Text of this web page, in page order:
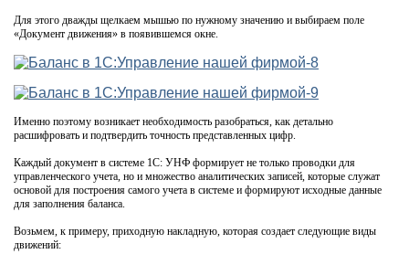
Для этого дважды щелкаем мышью по нужному значению и выбираем поле
«Документ движения» в появившемся окне.
Именно поэтому возникает необходимость разобраться, как детально
расшифровать и подтвердить точность представленных цифр.
Каждый документ в системе 1С: УНФ формирует не только проводки для
управленческого учета, но и множество аналитических записей, которые служат
основой для построения самого учета в системе и формируют исходные данные
для заполнения баланса.
Возьмем, к примеру, приходную накладную, которая создает следующие виды
движений: